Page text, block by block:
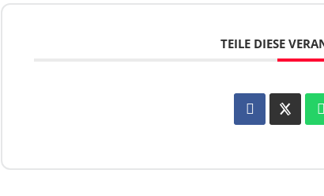
TEILE DIESE